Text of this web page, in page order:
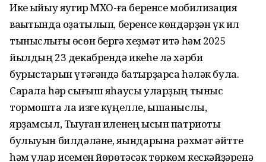
Ике ҡыйыу яугир МХО-ға беренсе мобилизация
ваҡытында оҙатылып, беренсе көндәрҙән үк ил
тыныслығы өсөн бергә хеҙмәт итә һәм 2025
йылдың 23 декабрендә икеһе лә хәрби
бурыстарын үтәгәндә батырҙарса һәләк була.
Сарала һәр сығыш яһаусы уларҙың тыныс
тормошта ла изге күңелле, ышаныслы,
ярҙамсыл, Тыуған иленең ысын патриоты
булыуын билдәләне, яҡындарына рәхмәт әйтте
һәм улар исемен йөрөтәсәк төркөм кескәйҙәренә